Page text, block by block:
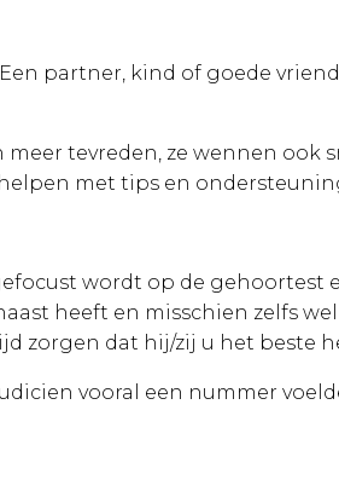
partner, kind of goede vriend
tevreden, ze wennen ook
met tips en
wordt op de gehoortest
heeft en misschien zelfs
zorgen dat hij/zij u het beste
vooral een nummer